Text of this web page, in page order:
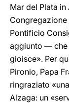
Mar del Plata
Pontificio
aggiunto — che
gioisce». Per
Pironio, Papa
ringraziato
Alzaga: un